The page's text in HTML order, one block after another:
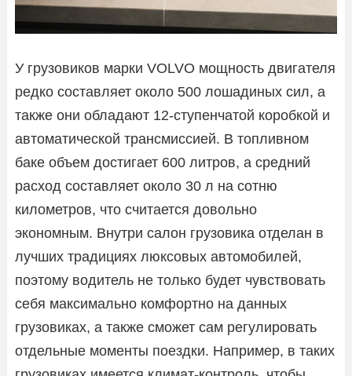
У грузовиков марки VOLVO мощность двигателя
редко составляет около 500 лошадиных сил, а
также они обладают 12-ступенчатой коробкой и
автоматической трансмиссией. В топливном
баке объем достигает 600 литров, а средний
расход составляет около 30 л на сотню
километров, что считается довольно
экономным. Внутри салон грузовика отделан в
лучших традициях люксовых автомобилей,
поэтому водитель не только будет чувствовать
себя максимально комфортно на данных
грузовиках, а также сможет сам регулировать
отдельные моменты поездки. Например, в таких